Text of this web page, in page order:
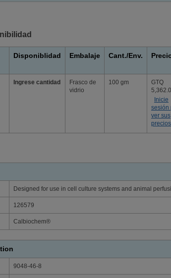
Disponiblidad Embalaje Cant./Env.
Ingrese cantidad
Frasco de
vidrio
100 gm
GTQ
Inicie
sesión
ver sus
precios
Designed for use in cell culture systems and animal
126579
Calbiochem®
9048-46-8